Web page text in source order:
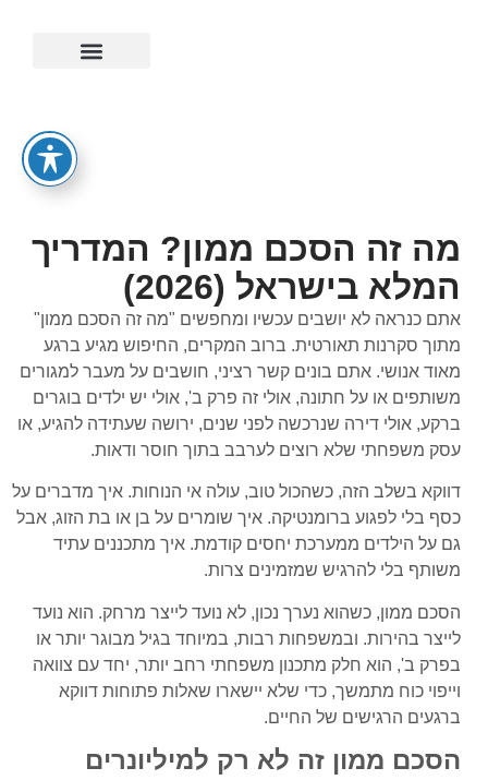
מה זה הסכם ממון? המדריך
המלא בישראל (2026)
אתם כנראה לא יושבים עכשיו ומחפשים "מה זה הסכם ממון"
מתוך סקרנות תאורטית. ברוב המקרים, החיפוש מגיע ברגע
מאוד אנושי. אתם בונים קשר רציני, חושבים על מעבר למגורים
משותפים או על חתונה, אולי זה פרק ב', אולי יש ילדים בוגרים
ברקע, אולי דירה שנרכשה לפני שנים, ירושה שעתידה להגיע, או
עסק משפחתי שלא רוצים לערבב בתוך חוסר ודאות.
דווקא בשלב הזה, כשהכול טוב, עולה אי הנוחות. איך מדברים על
כסף בלי לפגוע ברומנטיקה. איך שומרים על בן או בת הזוג, אבל
גם על הילדים ממערכת יחסים קודמת. איך מתכננים עתיד
משותף בלי להרגיש שמזמינים צרות.
הסכם ממון, כשהוא נערך נכון, לא נועד לייצר מרחק. הוא נועד
לייצר בהירות. ובמשפחות רבות, במיוחד בגיל מבוגר יותר או
בפרק ב', הוא חלק מתכנון משפחתי רחב יותר, יחד עם צוואה
וייפוי כוח מתמשך, כדי שלא יישארו שאלות פתוחות דווקא
ברגעים הרגישים של החיים.
הסכם ממון זה לא רק למיליונרים